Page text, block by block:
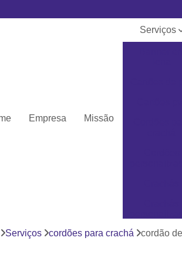
Empresa Missão
Serviços
Serviços cordões para crachá cordão